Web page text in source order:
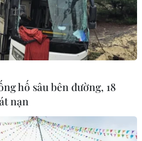
'Tuyển Việt Nam
để giữ ngôi
có
hố sâu bên đường, 18
nạn